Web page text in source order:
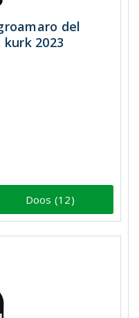
del
2023
Doos (12)